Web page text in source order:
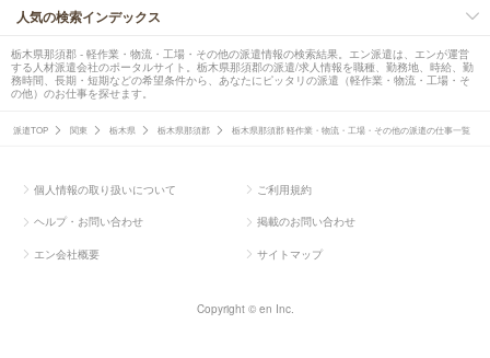
人気の検索インデックス
栃木県那須郡 - 軽作業・物流・工場・その他の派遣情報の検索結果。エン派遣は、エンが運営
する人材派遣会社のポータルサイト。栃木県那須郡の派遣/求人情報を職種、勤務地、時給、勤
務時間、長期・短期などの希望条件から、あなたにピッタリの派遣（軽作業・物流・工場・そ
の他）のお仕事を探せます。
派遣TOP 関東 栃木県 栃木県那須郡 栃木県那須郡 軽作業・物流・工場・その他の派遣の仕事一覧
個人情報の取り扱いについて ご利用規約
ヘルプ・お問い合わせ 掲載のお問い合わせ
エン会社概要 サイトマップ
Copyright © en Inc.